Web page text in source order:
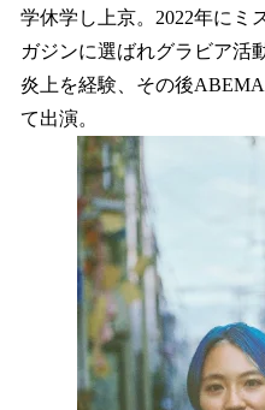
学休学し上京。2022年にミ
ガジンに選ばれグラビア活
炎上を経験、その後
て出演。